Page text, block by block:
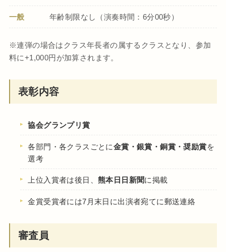
一般 年齢制限なし（演奏時間：6分00秒）
※連弾の場合はクラス年長者の属するクラスとなり、参加
料に+1,000円が加算されます。
表彰内容
協会グランプリ賞
各部門・各クラスごとに金賞・銀賞・銅賞・奨励賞を
選考
上位入賞者は後日、熊本日日新聞に掲載
金賞受賞者には7月末日に出演者宛てに郵送連絡
審査員